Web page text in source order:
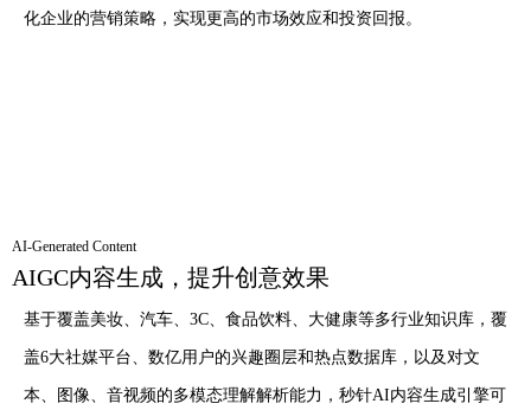
化企业的营销策略，实现更高的市场效应和投资回报。
AI-Generated Content
AIGC内容生成，提升创意效果
基于覆盖美妆、汽车、3C、食品饮料、大健康等多行业知识库，覆
盖6大社媒平台、数亿用户的兴趣圈层和热点数据库，以及对文
本、图像、音视频的多模态理解解析能力，秒针AI内容生成引擎可